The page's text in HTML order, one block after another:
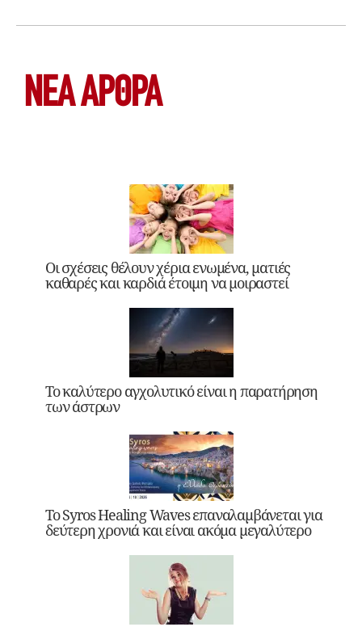
ΝΕΑ ΆΡΘΡΑ
Οι σχέσεις θέλουν χέρια ενωμένα, ματιές
καθαρές και καρδιά έτοιμη να μοιραστεί
Το καλύτερο αγχολυτικό είναι η παρατήρηση
των άστρων
Το Syros Healing Waves επαναλαμβάνεται για
δεύτερη χρονιά και είναι ακόμα μεγαλύτερο